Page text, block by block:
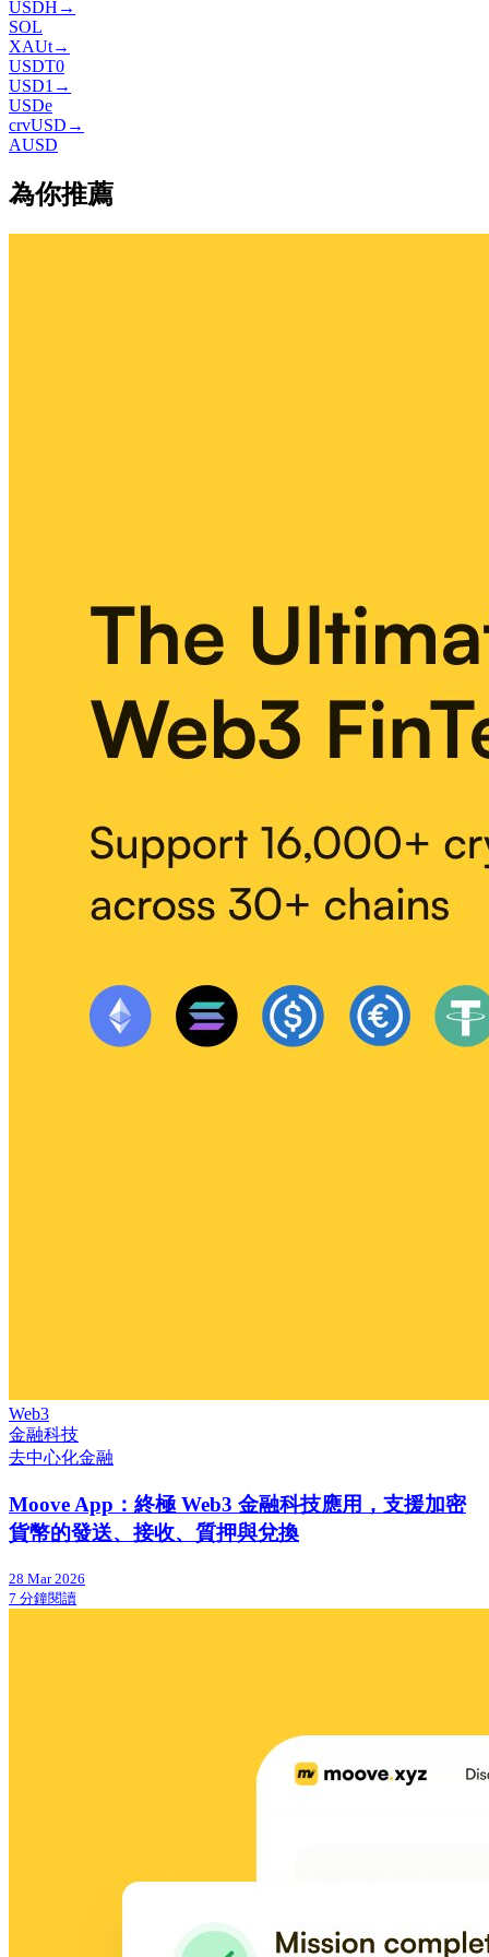
USDH →
SOL
XAUt→
USDT0
USD1 →
USDe
crvUSD →
AUSD
為你推薦
Web3
金融科技
去中心化金融
Moove App：終極 Web3 金融科技應用，支援加密
貨幣的發送、接收、質押與兌換
28 Mar 2026
7 分鐘閱讀